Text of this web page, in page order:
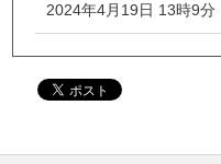
2024年4月19日 13時9分